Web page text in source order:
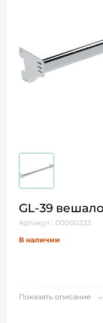
GL-39
Артикул : 00000223
В наличии
Показать описание